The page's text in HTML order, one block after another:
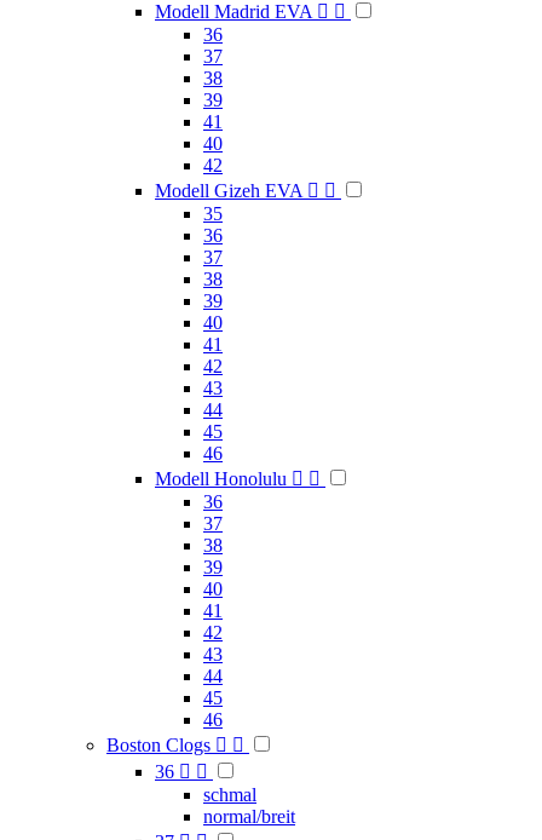
Modell Madrid EVA  
36
37
38
39
41
40
42
Modell Gizeh EVA  
35
36
37
38
39
40
41
42
43
44
45
46
Modell Honolulu  
36
37
38
39
40
41
42
43
44
45
46
Boston Clogs  
36  
schmal
normal/breit